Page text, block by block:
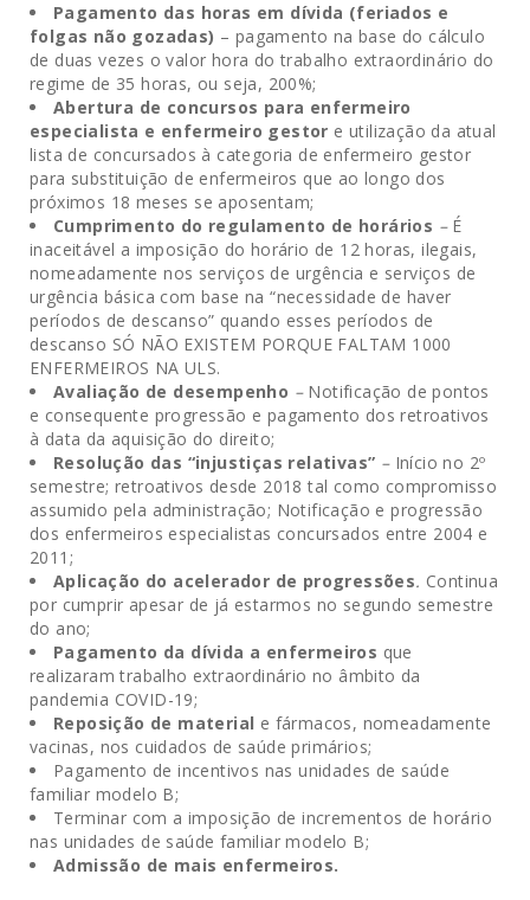
Pagamento das horas em dívida (feriados e
folgas não gozadas) – pagamento na base do cálculo
de duas vezes o valor hora do trabalho extraordinário do
regime de 35 horas, ou seja, 200%;
Abertura de concursos para enfermeiro
especialista e enfermeiro gestor e utilização da atual
lista de concursados à categoria de enfermeiro gestor
para substituição de enfermeiros que ao longo dos
próximos 18 meses se aposentam;
Cumprimento do regulamento de horários – É
inaceitável a imposição do horário de 12 horas, ilegais,
nomeadamente nos serviços de urgência e serviços de
urgência básica com base na “necessidade de haver
períodos de descanso” quando esses períodos de
descanso SÓ NÃO EXISTEM PORQUE FALTAM 1000
ENFERMEIROS NA ULS.
Avaliação de desempenho – Notificação de pontos
e consequente progressão e pagamento dos retroativos
à data da aquisição do direito;
Resolução das “injustiças relativas” – Início no 2º
semestre; retroativos desde 2018 tal como compromisso
assumido pela administração; Notificação e progressão
dos enfermeiros especialistas concursados entre 2004 e
2011;
Aplicação do acelerador de progressões. Continua
por cumprir apesar de já estarmos no segundo semestre
do ano;
Pagamento da dívida a enfermeiros que
realizaram trabalho extraordinário no âmbito da
pandemia COVID-19;
Reposição de material e fármacos, nomeadamente
vacinas, nos cuidados de saúde primários;
Pagamento de incentivos nas unidades de saúde
familiar modelo B;
Terminar com a imposição de incrementos de horário
nas unidades de saúde familiar modelo B;
Admissão de mais enfermeiros.